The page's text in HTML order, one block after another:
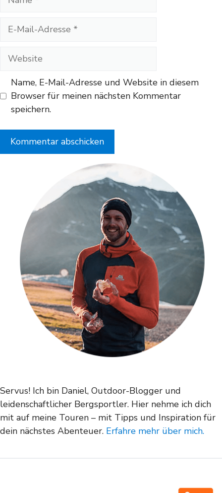
Website
Name, E-Mail-Adresse und Website in diesem
Browser für meinen nächsten Kommentar
speichern.
Servus! Ich bin Daniel, Outdoor-Blogger und
leidenschaftlicher Bergsportler. Hier nehme ich dich
mit auf meine Touren – mit Tipps und Inspiration für
dein nächstes Abenteuer. Erfahre mehr über mich.